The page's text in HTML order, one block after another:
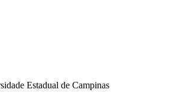
Estadual de Campinas